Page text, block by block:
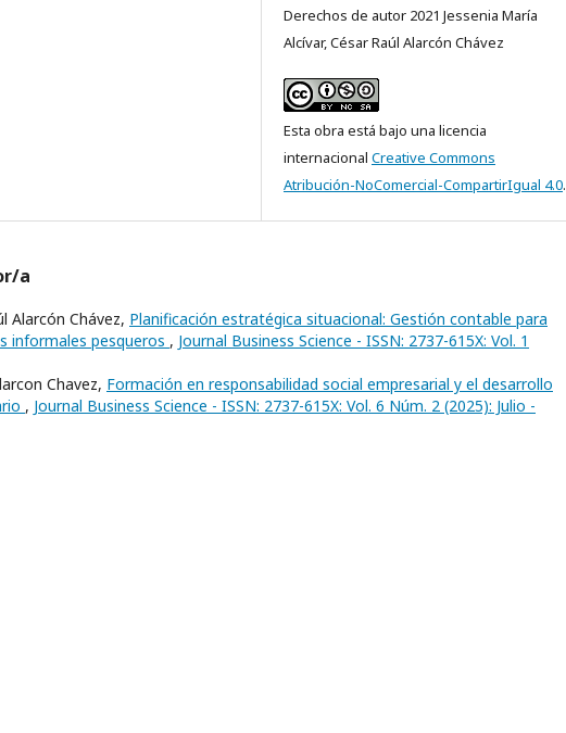
Derechos de autor 2021 Jessenia María
Alcívar, César Raúl Alarcón Chávez
Esta obra está bajo una licencia
internacional Creative Commons
Atribución-NoComercial-CompartirIgual 4.0.
a
Alarcón Chávez, Planificación estratégica situacional: Gestión contable para
informales pesqueros , Journal Business Science - ISSN: 2737-615X: Vol. 1
Chavez, Formación en responsabilidad social empresarial y el desarrollo
, Journal Business Science - ISSN: 2737-615X: Vol. 6 Núm. 2 (2025): Julio -